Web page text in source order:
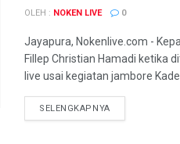
OLEH : NOKEN LIVE 0
Jayapura, Nokenlive.com -
Fillep Christian Hamadi ketika
live usai kegiatan jambore Kader
SELENGKAPNYADETAILS